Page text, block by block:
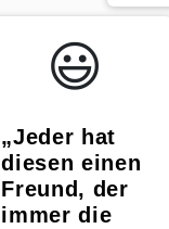
WhatsApp
😃️
„Jeder hat
diesen einen
Freund, der
immer die